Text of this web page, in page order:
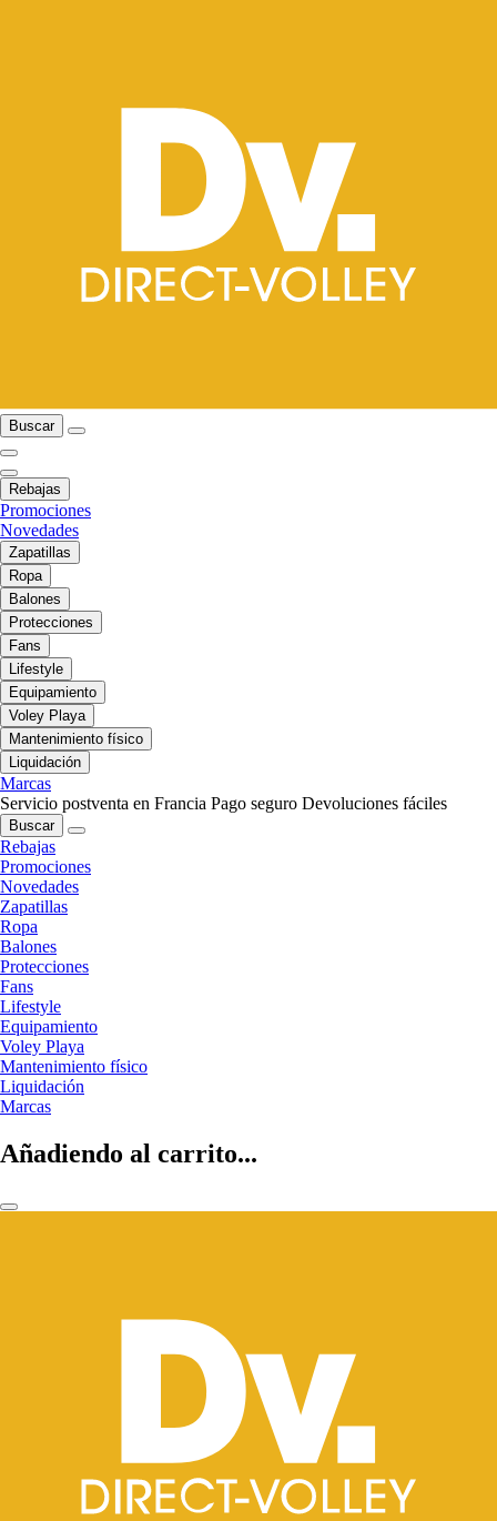
Buscar
Rebajas
Promociones
Novedades
Zapatillas
Ropa
Balones
Protecciones
Fans
Lifestyle
Equipamiento
Voley Playa
Mantenimiento físico
Liquidación
Marcas
Servicio postventa en Francia Pago seguro Devoluciones fáciles
Buscar
Rebajas
Promociones
Novedades
Zapatillas
Ropa
Balones
Protecciones
Fans
Lifestyle
Equipamiento
Voley Playa
Mantenimiento físico
Liquidación
Marcas
Añadiendo al carrito...